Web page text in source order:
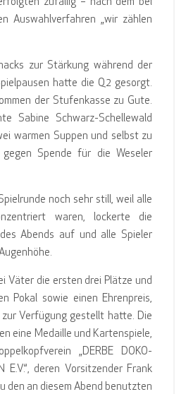
zufällig – nach dem bei
Auswahlverfahren „wir zählen
zur Stärkung während der
hatte die Q2 gesorgt.
der Stufenkasse zu Gute.
Sabine Schwarz-Schellewald
warmen Suppen und selbst zu
gegen Spende für die Weseler
noch sehr still, weil alle
waren, lockerte die
Abends auf und alle Spieler
Väter die ersten drei Plätze und
Pokal sowie einen Ehrenpreis,
zur Verfügung gestellt hatte. Die
eine Medaille und Kartenspiele,
„DERBE DOKO-
E.V.“, deren Vorsitzender Frank
den an diesem Abend benutzten